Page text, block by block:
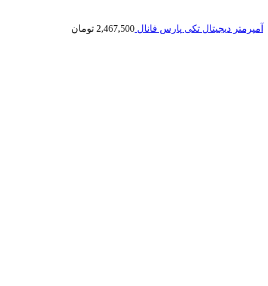
آمپرمتر دیجیتال تکی پارس فانال 2,467,500 تومان